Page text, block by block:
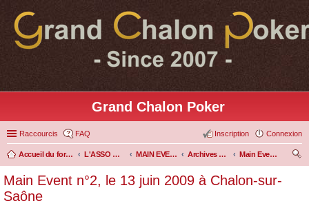
Grand Chalon Poker
Raccourcis FAQ Connexion
Inscription
Accueil du forum L'ASSO GRAND CHALON POKER MAIN EVENT & LADIES' EVENT GCP Archives Main Event
Main Event n°2, le 13 juin 2009 à Chalon-sur-Saône
Main Event n°2, le 13 juin 2009 à Chalon-sur-
Saône